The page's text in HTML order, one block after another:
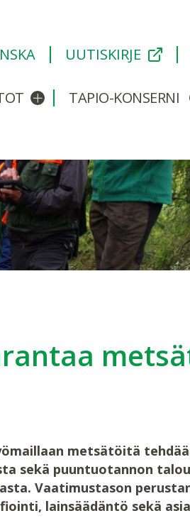
UUTISKIRJE
Avaa/sulje alavalikko
TAPIO-KONSERNI
metsätöitä
sekä puuntuotannon
Vaatimustason
lainsäädäntö sekä